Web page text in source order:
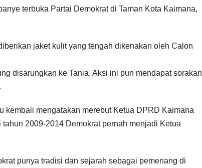
terbuka Partai Demokrat di Taman Kota Kaimana,
jaket kulit yang tengah dikenakan oleh Calon
disarungkan ke Tania. Aksi ini pun mendapat sorakan
kembali mengatakan merebut Ketua DPRD Kaimana
2009-2014 Demokrat pernah menjadi Ketua
punya tradisi dan sejarah sebagai pemenang di